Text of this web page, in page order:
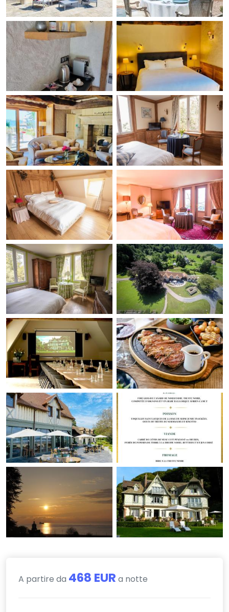
A partire da 468 EUR a notte